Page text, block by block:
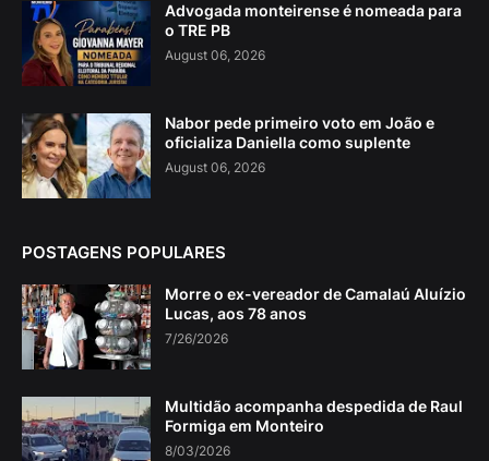
Advogada monteirense é nomeada para
o TRE PB
August 06, 2026
Nabor pede primeiro voto em João e
oficializa Daniella como suplente
August 06, 2026
POSTAGENS POPULARES
Morre o ex-vereador de Camalaú Aluízio
Lucas, aos 78 anos
7/26/2026
Multidão acompanha despedida de Raul
Formiga em Monteiro
8/03/2026